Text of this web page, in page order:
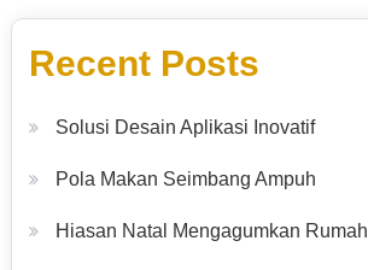
Recent Posts
Solusi Desain Aplikasi Inovatif
Pola Makan Seimbang Ampuh
Hiasan Natal Mengagumkan Rumah